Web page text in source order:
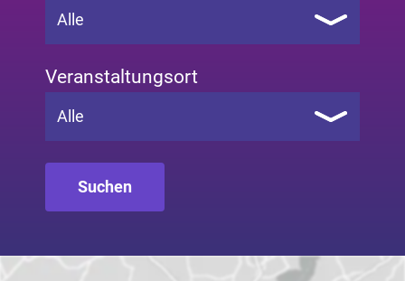
Alle
Veranstaltungsort
Alle